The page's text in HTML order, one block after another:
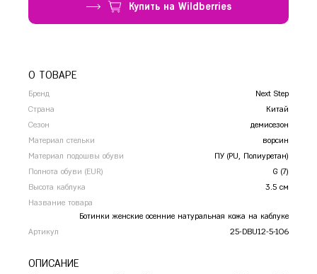
Тверь
Тольятти
Тула
Тюмень
Челябинск
Чита
Купить на Wildberries
ОПИСАНИЕ
О ТОВАРЕ
Бренд
Next Step
Страна
Китай
Сезон
демисезон
Материал стельки
ворсин
Материал подошвы обуви
ПУ (PU, Полиуретан)
Полнота обуви (EUR)
G (7)
Высота каблука
3.5 см
Название товара
Ботинки женские осенние натуральная кожа на каблуке
Артикул
25-DBU12-5-106